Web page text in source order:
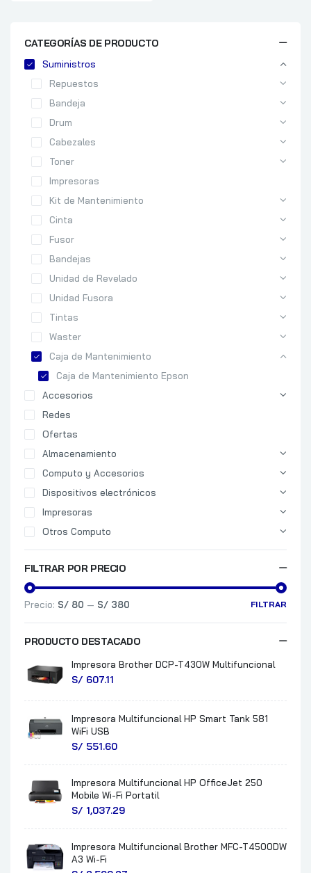
CATEGORÍAS DE PRODUCTO
Suministros
Repuestos
Bandeja
Drum
Cabezales
Toner
Impresoras
Kit de Mantenimiento
Cinta
Fusor
Bandejas
Unidad de Revelado
Unidad Fusora
Tintas
Waster
Caja de Mantenimiento
Caja de Mantenimiento Epson
Accesorios
Redes
Ofertas
Almacenamiento
Computo y Accesorios
Dispositivos electrónicos
Impresoras
Otros Computo
FILTRAR POR PRECIO
FILTRAR
Precio: S/ 80 — S/ 380
PRODUCTO DESTACADO
Impresora Brother DCP-T430W Multifuncional
S/ 607.11
Impresora Multifuncional HP Smart Tank 581
WiFi USB
S/ 551.60
Impresora Multifuncional HP OfficeJet 250
Mobile Wi-Fi Portatil
S/ 1,037.29
Impresora Multifuncional Brother MFC-T4500DW
A3 Wi-Fi